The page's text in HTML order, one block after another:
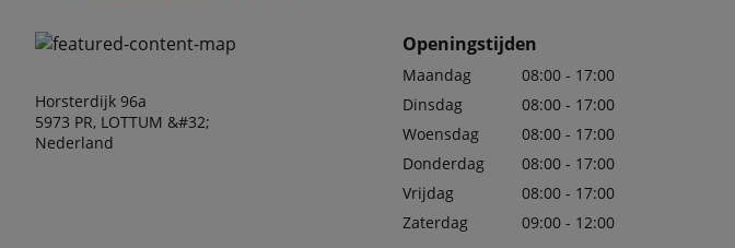
Horsterdijk 96a
5973 PR, LOTTUM &#32;
Nederland
Openingstijden
Maandag
08:00 - 17:00
Dinsdag
08:00 - 17:00
Woensdag
08:00 - 17:00
Donderdag
08:00 - 17:00
Vrijdag
08:00 - 17:00
Zaterdag
09:00 - 12:00